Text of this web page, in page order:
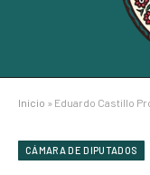
Inicio » Eduardo Castillo Propone
CÁMARA DE DIPUTADOS